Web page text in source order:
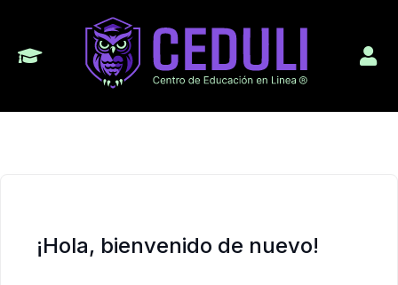
¡Hola, bienvenido de nuevo!